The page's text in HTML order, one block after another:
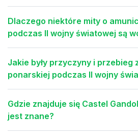
Dlaczego niektóre mity o
podczas II wojny światowej są
Jakie były przyczyny i przebieg
ponarskiej podczas II wojny
Gdzie znajduje się Castel
jest znane?